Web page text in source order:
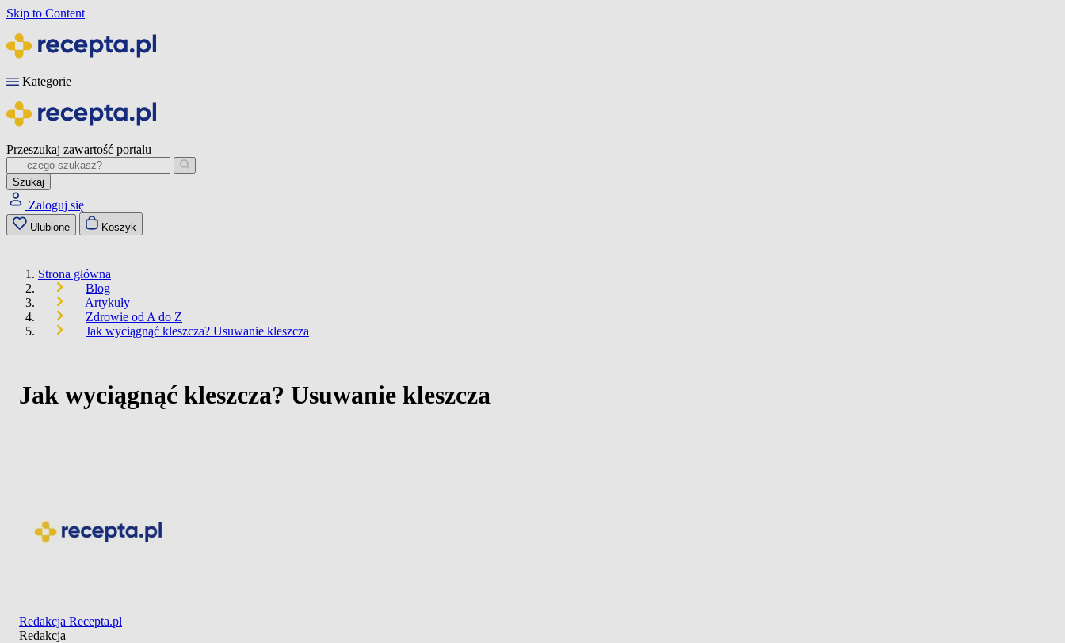
Skip to Content
Kategorie
Przeszukaj zawartość portalu
Szukaj
Zaloguj się
Ulubione Koszyk
Strona główna
Blog
Artykuły
Zdrowie od A do Z
Jak wyciągnąć kleszcza? Usuwanie kleszcza
Jak wyciągnąć kleszcza? Usuwanie kleszcza
Redakcja Recepta.pl
Redakcja